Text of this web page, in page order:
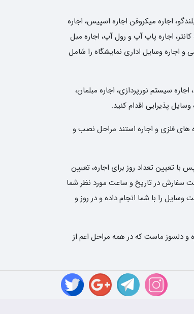
اجاره میکروفن اجاره اسپیس، اجاره
اجاره پاپ آپ و رول آپ، اجاره مبل
و اجاره وسایل اداری نمایشگاه را شامل
سیستم نورپردازی، اجاره مبلمان،
پذیرایی اقدام کنید.
های فلزی و اجاره استند مراحل نصب و
تعیین تعداد روز برای اجاره، تعیین
شما را ثبت کند. بعد از ثبت سفارش در تاریخ و ساعت مورد نظر شما
را با شما انجام داده و در روز و
و دلسوز ماست که در همه مراحل اعم از